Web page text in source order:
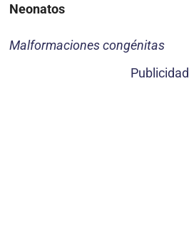
Neonatos
Malformaciones congénitas
Publicidad